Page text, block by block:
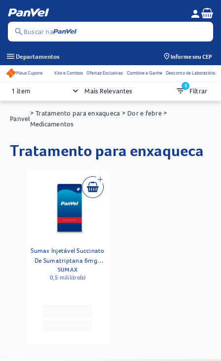
search Buscar na
Menu do
person
menu Departamentos Informe seu CEP
Acessos rápidos do cabeçalho
Meus Cupons Kits e Combos Ofertas Exclusivas Combine e Ganhe Desconto de Laboratório
1 item keyboard_arrow_down Mais Relevantes filter_list5
Filtrar
Panvel
> Tratamento para enxaqueca > Dor e febre>
Medicamentos
tratamento para enxaqueca
Sumax Injetável Succinato
De Sumatriptana 6mg1
Ampola
SUMAX
0,5 mililitro(s)